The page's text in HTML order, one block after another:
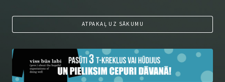
ATPAKAĻ UZ SĀKUMU